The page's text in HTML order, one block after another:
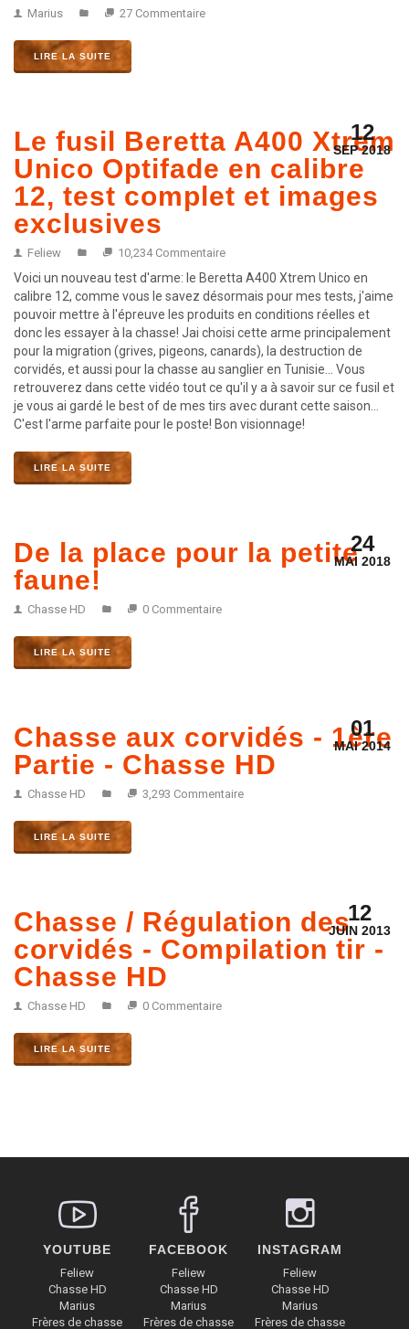
Marius 27 Commentaire
LIRE LA SUITE
Le fusil Beretta A400 Xtrem
Unico Optifade en calibre
12, test complet et images
exclusives
Feliew 10,234 Commentaire
12
SEP 2018
Voici un nouveau test d'arme: le Beretta A400 Xtrem Unico en
calibre 12, comme vous le savez désormais pour mes tests, j'aime
pouvoir mettre à l'épreuve les produits en conditions réelles et
donc les essayer à la chasse! Jai choisi cette arme principalement
pour la migration (grives, pigeons, canards), la destruction de
corvidés, et aussi pour la chasse au sanglier en Tunisie... Vous
retrouverez dans cette vidéo tout ce qu'il y a à savoir sur ce fusil et
je vous ai gardé le best of de mes tirs avec durant cette saison...
C'est l'arme parfaite pour le poste! Bon visionnage!
LIRE LA SUITE
De la place pour la petite
faune!
Chasse HD 0 Commentaire
24
MAI 2018
LIRE LA SUITE
Chasse aux corvidés - 1ère
Partie - Chasse HD
Chasse HD 3,293 Commentaire
01
MAI 2014
LIRE LA SUITE
Chasse / Régulation des
corvidés - Compilation tir -
Chasse HD
Chasse HD 0 Commentaire
12
JUIN 2013
LIRE LA SUITE
YOUTUBE
Feliew
Chasse HD
Marius
Frères de chasse
FACEBOOK
Feliew
Chasse HD
Marius
Frères de chasse
INSTAGRAM
Feliew
Chasse HD
Marius
Frères de chasse